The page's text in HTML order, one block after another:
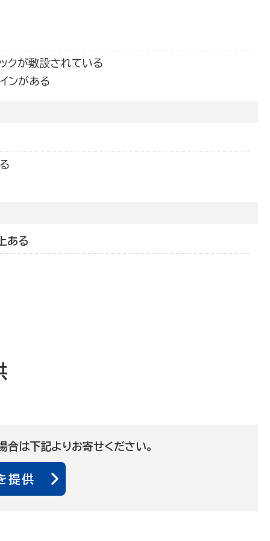
クが敷設されている
ンがある
ある
は下記よりお寄せください。
提供